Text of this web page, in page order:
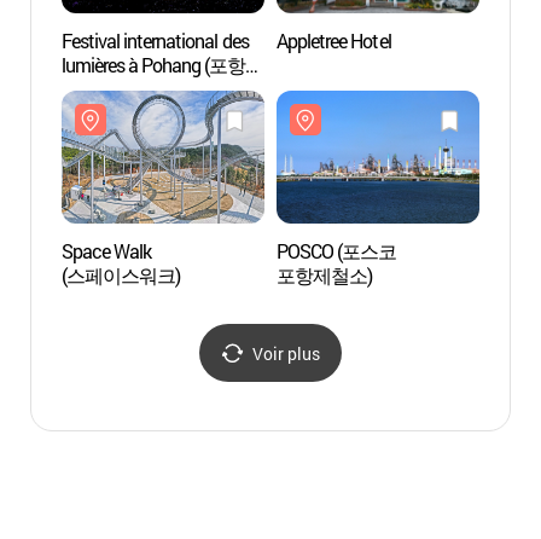
Festival international des
lumières à Pohang (포항
국제불빛축제)
Appletree Hotel
Space Walk
(스페이스워크)
POSCO (포스코
포항제철소)
Voir plus